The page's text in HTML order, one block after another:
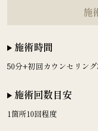
施
施術時間
50分+初回カウンセリン
施術回数目安
1箇所10回程度